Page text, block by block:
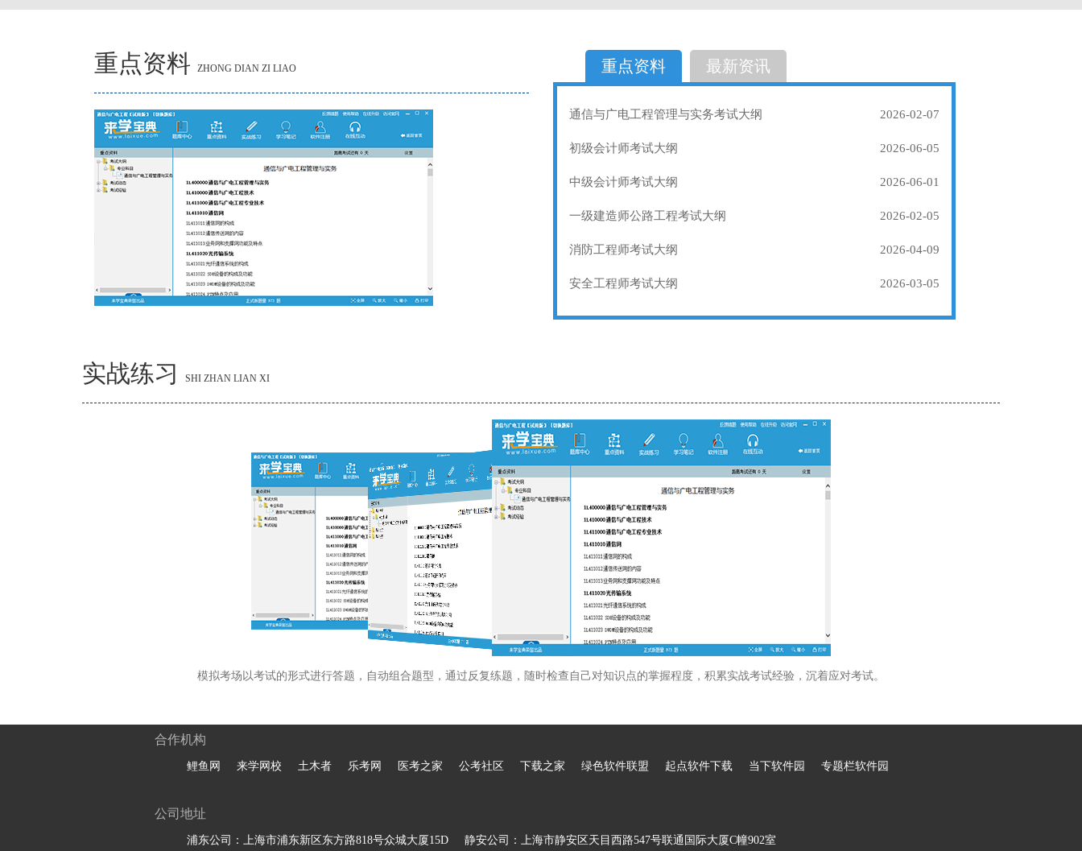
重点资料 ZHONG DIAN ZI LIAO 重点资料 最新资讯
通信与广电工程管理与实务考试大纲 2026-02-07
初级会计师考试大纲 2026-06-05
中级会计师考试大纲 2026-06-01
一级建造师公路工程考试大纲 2026-02-05
消防工程师考试大纲 2026-04-09
安全工程师考试大纲 2026-03-05
实战练习 SHI ZHAN LIAN XI
模拟考场以考试的形式进行答题，自动组合题型，通过反复练题，随时检查自己对知识点的掌握程度，积累实战考试经验，沉着应对考试。
合作机构
鲤鱼网 来学网校 土木者 乐考网 医考之家 公考社区 下载之家 绿色软件联盟 起点软件下载 当下软件园 专题栏软件园
公司地址
浦东公司：上海市浦东新区东方路818号众城大厦15D 静安公司：上海市静安区天目西路547号联通国际大厦C幢902室